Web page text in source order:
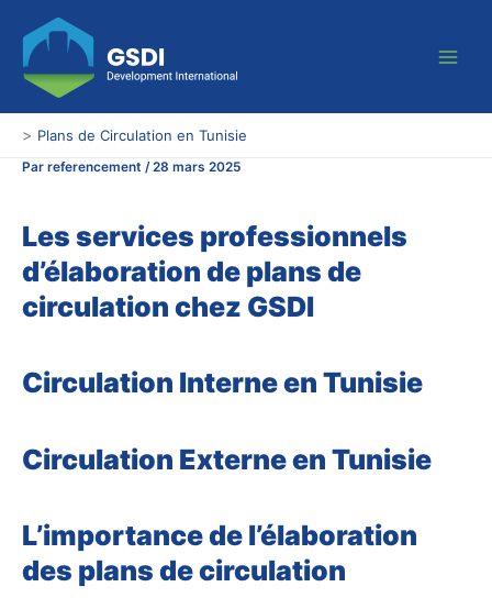
contenu
> Plans de Circulation en Tunisie
Par referencement /28 mars 2025
Les services professionnels
d’élaboration de plans de
circulation chez GSDI
Circulation Interne en Tunisie
Circulation Externe en Tunisie
L’importance de l’élaboration
des plans de circulation